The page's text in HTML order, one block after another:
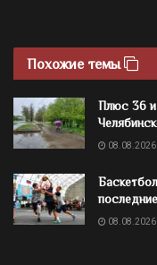
Похожие темы
Плюс 36 и
08.08.2026
08.08.2026